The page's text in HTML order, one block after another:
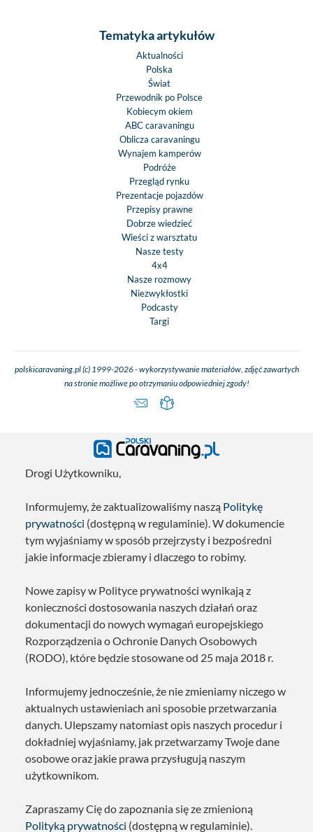
Tematyka artykułów
Aktualności
Polska
Świat
Przewodnik po Polsce
Kobiecym okiem
ABC caravaningu
Oblicza caravaningu
Wynajem kamperów
Podróże
Przegląd rynku
Prezentacje pojazdów
Przepisy prawne
Dobrze wiedzieć
Wieści z warsztatu
Nasze testy
4x4
Nasze rozmowy
Niezwykłostki
Podcasty
Targi
polskicaravaning.pl (c) 1999-2026 - wykorzystywanie materiałów, zdjęć zawartych
na stronie możliwe po otrzymaniu odpowiedniej zgody!
Drogi Użytkowniku,
Informujemy, że zaktualizowaliśmy naszą Politykę
prywatności (dostępną w regulaminie). W dokumencie
tym wyjaśniamy w sposób przejrzysty i bezpośredni
jakie informacje zbieramy i dlaczego to robimy.
Nowe zapisy w Polityce prywatności wynikają z
konieczności dostosowania naszych działań oraz
dokumentacji do nowych wymagań europejskiego
Rozporządzenia o Ochronie Danych Osobowych
(RODO), które będzie stosowane od 25 maja 2018 r.
Informujemy jednocześnie, że nie zmieniamy niczego w
aktualnych ustawieniach ani sposobie przetwarzania
danych. Ulepszamy natomiast opis naszych procedur i
dokładniej wyjaśniamy, jak przetwarzamy Twoje dane
osobowe oraz jakie prawa przysługują naszym
użytkownikom.
Zapraszamy Cię do zapoznania się ze zmienioną
Polityką prywatności (dostępną w regulaminie).